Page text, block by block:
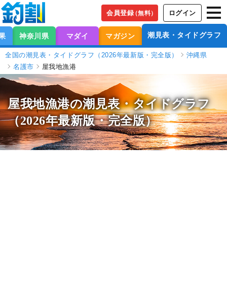
会員登録（無料） ログイン
神奈川県 マダイ マガジン 潮見表・タイドグラフ
全国の潮見表・タイドグラフ（2026年最新版・完全版）
沖縄県
名護市
屋我地漁港
屋我地漁港の潮見表・タイドグラフ
（2026年最新版・完全版）